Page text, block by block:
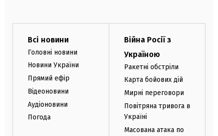
Всі новини
Головні новини
Новини України
Прямий ефір
Відеоновини
Аудіоновини
Погода
Війна Росії з
Україною
Ракетні обстріли
Карта бойових дій
Мирні переговори
Повітряна тривога в
Україні
Масована атака по